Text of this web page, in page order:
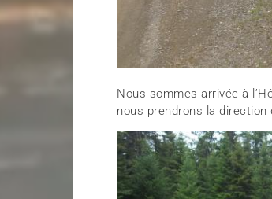
Nous sommes arrivée à
nous prendrons la direction